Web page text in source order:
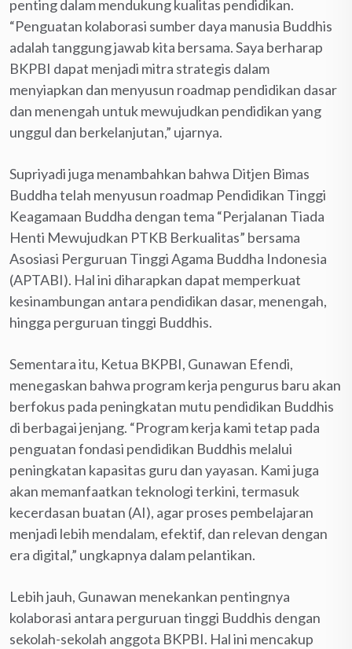
penting dalam mendukung kualitas pendidikan.
“Penguatan kolaborasi sumber daya manusia Buddhis
adalah tanggung jawab kita bersama. Saya berharap
BKPBI dapat menjadi mitra strategis dalam
menyiapkan dan menyusun roadmap pendidikan dasar
dan menengah untuk mewujudkan pendidikan yang
unggul dan berkelanjutan,” ujarnya.
Supriyadi juga menambahkan bahwa Ditjen Bimas
Buddha telah menyusun roadmap Pendidikan Tinggi
Keagamaan Buddha dengan tema “Perjalanan Tiada
Henti Mewujudkan PTKB Berkualitas” bersama
Asosiasi Perguruan Tinggi Agama Buddha Indonesia
(APTABI). Hal ini diharapkan dapat memperkuat
kesinambungan antara pendidikan dasar, menengah,
hingga perguruan tinggi Buddhis.
Sementara itu, Ketua BKPBI, Gunawan Efendi,
menegaskan bahwa program kerja pengurus baru akan
berfokus pada peningkatan mutu pendidikan Buddhis
di berbagai jenjang. “Program kerja kami tetap pada
penguatan fondasi pendidikan Buddhis melalui
peningkatan kapasitas guru dan yayasan. Kami juga
akan memanfaatkan teknologi terkini, termasuk
kecerdasan buatan (AI), agar proses pembelajaran
menjadi lebih mendalam, efektif, dan relevan dengan
era digital,” ungkapnya dalam pelantikan.
Lebih jauh, Gunawan menekankan pentingnya
kolaborasi antara perguruan tinggi Buddhis dengan
sekolah-sekolah anggota BKPBI. Hal ini mencakup